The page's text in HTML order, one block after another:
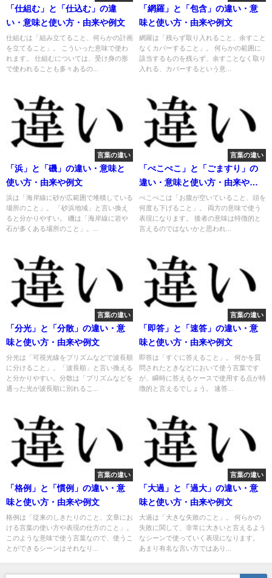
「仕組む」と「仕込む」の違
い・意味と使い方・由来や例文
仕組むは「組み立てること、何らかの計画
を立てること」。 こういった意味で使わ
れます。 仕組むについては、受け身の形
で使われることも多々あるの...
「網羅」と「包含」の違い・意
味と使い方・由来や例文
網羅は「残らず取り入れること、余すこと
なくカバーすること」。 何らかの範囲に
該当するものを残らず、余すことなく取り
入れる、カバーするという意...
言葉の違い
「浜」と「磯」の違い・意味と
使い方・由来や例文
浜は「海岸線に砂が広範囲で堆積している
場所のこと」。 「砂浜地域」と言い換え
ると分かりやすい。 磯は「海岸線に岩や
石が多くある場所のこと」。...
言葉の違い
「ぺこぺこ」と「ごますり」の
違い・意味と使い方・由来や例
文
ぺこぺこは「お腹が空いていること、頭を
何度も下げること」。 両方の意味で使う
表現になります。 後者の意味は特徴的と
言えるのではないかと思われ...
言葉の違い
「分光」と「分散」の違い・意
味と使い方・由来や例文
分光は「可視光線をプリズムなどで波長順
に分けること」。「波長順」と言い換える
と分かりやすい。分散は「プリズムなどを
通った光が波長順に別れるこ...
言葉の違い
「即答」と「速答」の違い・意
味と使い方・由来や例文
即答は「すぐに答えること」。 何かを質
問されたときなどにおいて使う言葉です
が、瞬時に答えるケースで使用する点が特
徴的と言えるでしょう。 速答...
言葉の違い
「格例」と「慣例」の違い・意
味と使い方・由来や例文
格例は「従来のしきたりのこと、文章にお
ける言葉の使い方や表現の仕方のこと」。
このような意味で使う言葉なので、使うこ
とができるシーンはそれなり...
言葉の違い
「大過」と「過大」の違い・意
味と使い方・由来や例文
大過は「大きな失敗のこと」。 何らかの
失敗に関して、非常に大きいと言えるよう
なシーンで使っていく表現になります。
あまり有名な言い方ではあり...